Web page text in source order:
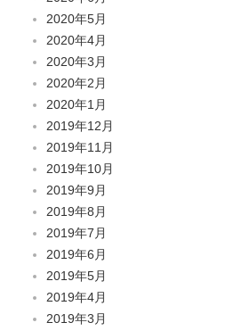
2020年5月
2020年4月
2020年3月
2020年2月
2020年1月
2019年12月
2019年11月
2019年10月
2019年9月
2019年8月
2019年7月
2019年6月
2019年5月
2019年4月
2019年3月